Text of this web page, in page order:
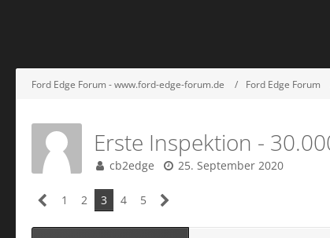
Ford Edge Forum - www.ford-edge-forum.de Ford Edge Forum
Erste Inspektion -
cb2edge 25. September 2020
1 2 3 4 5